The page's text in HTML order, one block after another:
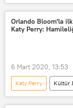
Orlando Bloom
Düğün
Orlando Bloom'la
Katy Perry:
6 Mart 2020, 13:53
Katy Perry Kültür
Haberler